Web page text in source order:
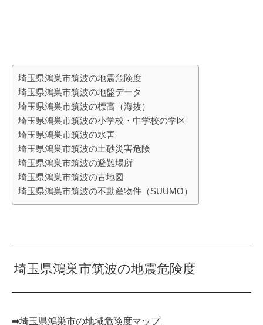
埼玉県鴻巣市筑波の地震危険度
埼玉県鴻巣市筑波の地盤データ
埼玉県鴻巣市筑波の標高（海抜）
埼玉県鴻巣市筑波の小学校・中学校の学区
埼玉県鴻巣市筑波の水害
埼玉県鴻巣市筑波の土砂災害危険
埼玉県鴻巣市筑波の避難場所
埼玉県鴻巣市筑波の古地図
埼玉県鴻巣市筑波の不動産物件（SUUMO）
埼玉県鴻巣市筑波の地震危険度
➡︎埼玉県鴻巣市の地域危険度マップ